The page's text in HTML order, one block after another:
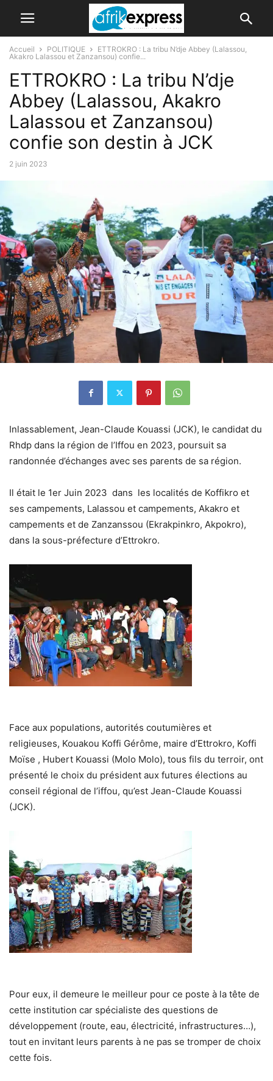
Accueil POLITIQUE
ETTROKRO : La tribu N’dje Abbey (Lalassou,
Akakro Lalassou et Zanzansou) confie...
ETTROKRO : La tribu N’dje
Abbey (Lalassou, Akakro
Lalassou et Zanzansou)
confie son destin à JCK
2 juin 2023
Inlassablement, Jean-Claude Kouassi (JCK), le candidat du
Rhdp dans la région de l’Iffou en 2023, poursuit sa
randonnée d’échanges avec ses parents de sa région.
Il était le 1er Juin 2023 dans les localités de Koffikro et
ses campements, Lalassou et campements, Akakro et
campements et de Zanzanssou (Ekrakpinkro, Akpokro),
dans la sous-préfecture d’Ettrokro.
Face aux populations, autorités coutumières et
religieuses, Kouakou Koffi Gérôme, maire d’Ettrokro, Koffi
Moïse , Hubert Kouassi (Molo Molo), tous fils du terroir, ont
présenté le choix du président aux futures élections au
conseil régional de l’iffou, qu’est Jean-Claude Kouassi
(JCK).
Pour eux, il demeure le meilleur pour ce poste à la tête de
cette institution car spécialiste des questions de
développement (route, eau, électricité, infrastructures…),
tout en invitant leurs parents à ne pas se tromper de choix
cette fois.